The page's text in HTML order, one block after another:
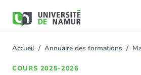
contenu
You
Accueil Annuaire des formations
COURS 2025-2026